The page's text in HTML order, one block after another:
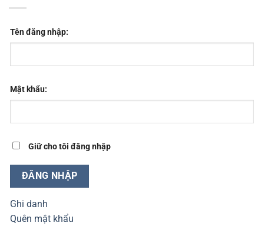
Tên đăng nhập:
Mật khẩu:
Giữ cho tôi đăng nhập
ĐĂNG NHẬP
Ghi danh
Quên mật khẩu